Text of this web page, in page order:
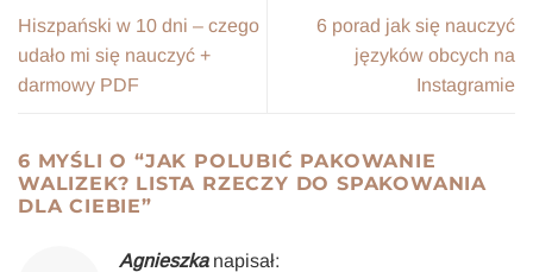
Hiszpański w 10 dni – czego
udało mi się nauczyć +
darmowy PDF
6 porad jak się nauczyć
języków obcych na
Instagramie
6 MYŚLI O “JAK POLUBIĆ PAKOWANIE
WALIZEK? LISTA RZECZY DO SPAKOWANIA
DLA CIEBIE”
Agnieszka napisał: